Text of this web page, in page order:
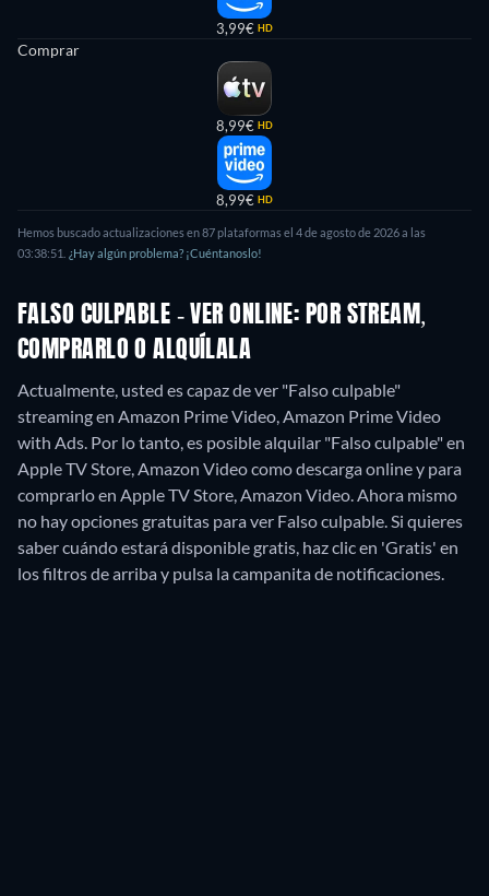
3,99€ HD
Comprar
8,99€ HD
8,99€ HD
Hemos buscado actualizaciones en87plataformas el 4 de agosto de 2026a las
03:38:51 ¿Hay algún problema? ¡Cuéntanoslo!
FALSO CULPABLE - VER ONLINE: POR STREAM,
COMPRARLO O ALQUÍLALA
Actualmente, usted es capaz de ver "Falso culpable"
streaming en Amazon Prime Video, Amazon Prime Video
with Ads. Por lo tanto, es posible alquilar "Falso culpable" en
Apple TV Store, Amazon Video como descarga online y para
comprarlo en Apple TV Store, Amazon Video.Ahora mismo
no hay opciones gratuitas para ver Falso culpable. Si quieres
saber cuándo estará disponible gratis, haz clic en 'Gratis' en
los filtros de arriba y pulsa la campanita de notificaciones.